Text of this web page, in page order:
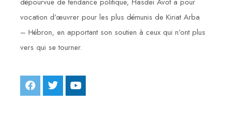
vocation d’œuvrer pour les plus démunis de Kiriat Arba
– Hébron, en apportant son soutien à ceux qui n’ont plus
vers qui se tourner.